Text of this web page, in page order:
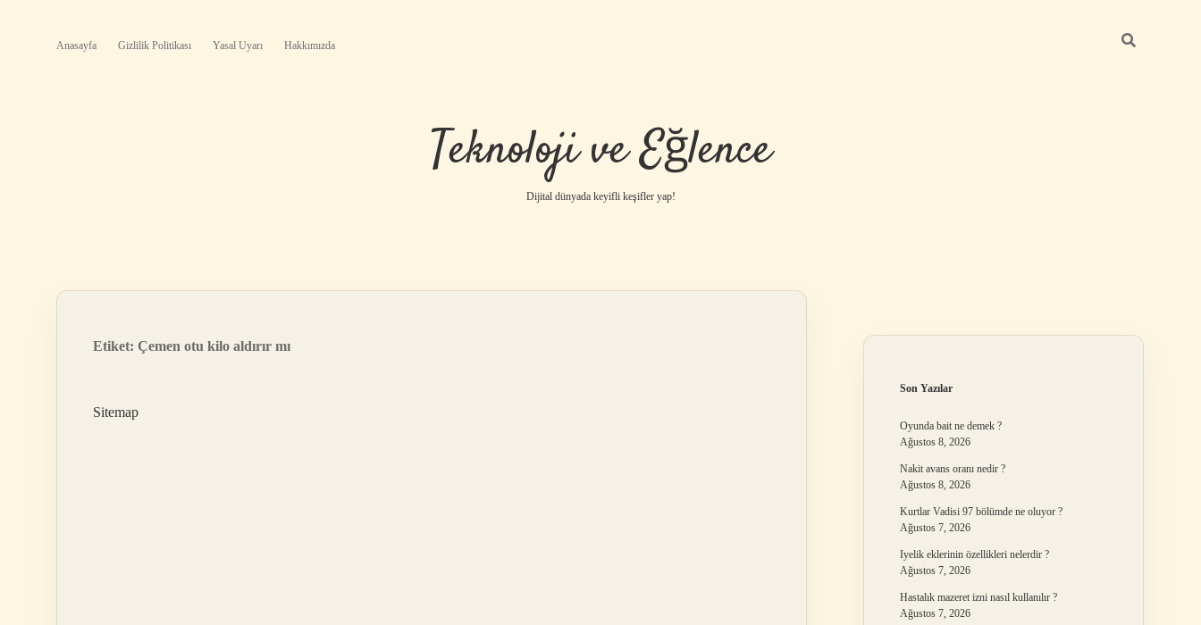
Anasayfa Gizlilik Politikası Yasal Uyarı Hakkımızda
Teknoloji ve Eğlence
Dijital dünyada keyifli keşifler yap!
Etiket: Çemen otu kilo aldırır mı
Sitemap
Son Yazılar
Oyunda bait ne demek ?
Ağustos 8, 2026
Nakit avans oranı nedir ?
Ağustos 8, 2026
Kurtlar Vadisi 97 bölümde ne oluyor ?
Ağustos 7, 2026
Iyelik eklerinin özellikleri nelerdir ?
Ağustos 7, 2026
Hastalık mazeret izni nasıl kullanılır ?
Ağustos 7, 2026